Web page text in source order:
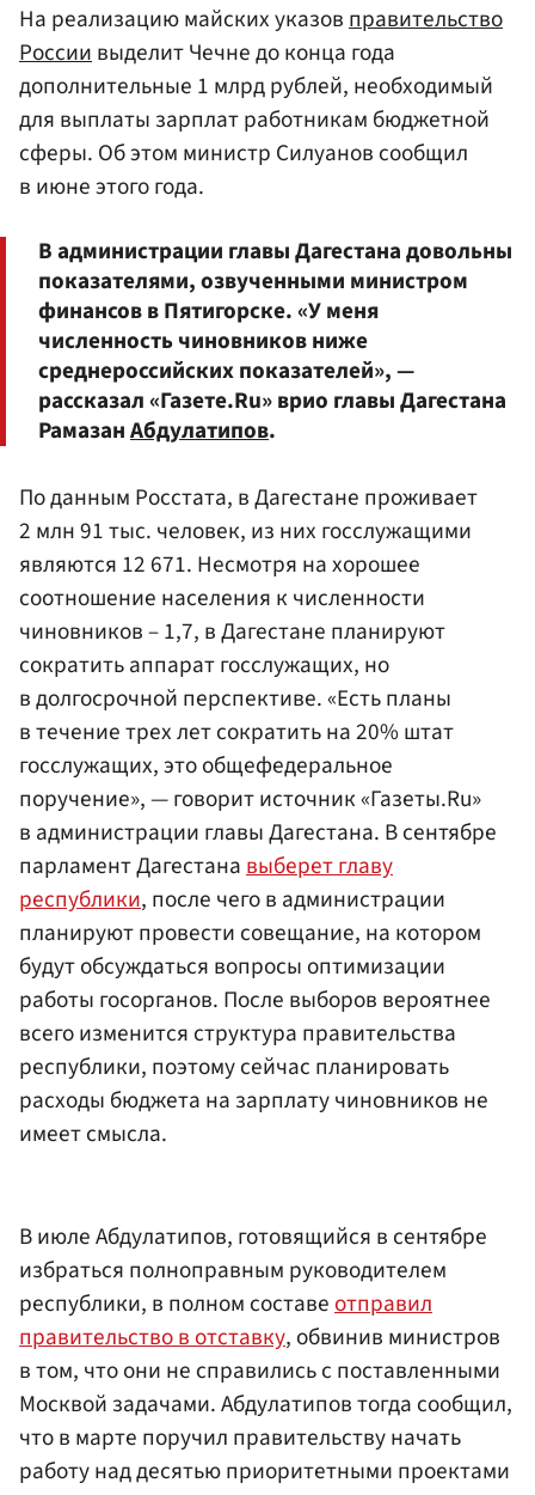
На реализацию майских указовправительство
Россиивыделит Чечне до конца года
дополнительные 1 млрд рублей, необходимый
для выплаты зарплат работникам бюджетной
сферы. Об этом министр Силуанов сообщил
в июне этого года.
В администрации главы Дагестана довольны
показателями, озвученными министром
финансов в Пятигорске. «У меня
численность чиновников ниже
среднероссийских показателей», —
рассказал «Газете.Ru» врио главы Дагестана
РамазанАбдулатипов.
По данным Росстата, в Дагестане проживает
2 млн 91 тыс. человек, из них госслужащими
являются 12 671. Несмотря на хорошее
соотношение населения к численности
чиновников – 1,7, в Дагестане планируют
сократить аппарат госслужащих, но
в долгосрочной перспективе. «Есть планы
в течение трех лет сократить на 20% штат
госслужащих, это общефедеральное
поручение», — говорит источник «Газеты.Ru»
в администрации главы Дагестана. В сентябре
парламент Дагестанавыберет главу
республики, после чего в администрации
планируют провести совещание, на котором
будут обсуждаться вопросы оптимизации
работы госорганов. После выборов вероятнее
всего изменится структура правительства
республики, поэтому сейчас планировать
расходы бюджета на зарплату чиновников не
имеет смысла.
В июле Абдулатипов, готовящийся в сентябре
избраться полноправным руководителем
республики, в полном составеотправил
правительство в отставку, обвинив министров
в том, что они не справились с поставленными
Москвой задачами. Абдулатипов тогда сообщил,
что в марте поручил правительству начать
работу над десятью приоритетными проектами